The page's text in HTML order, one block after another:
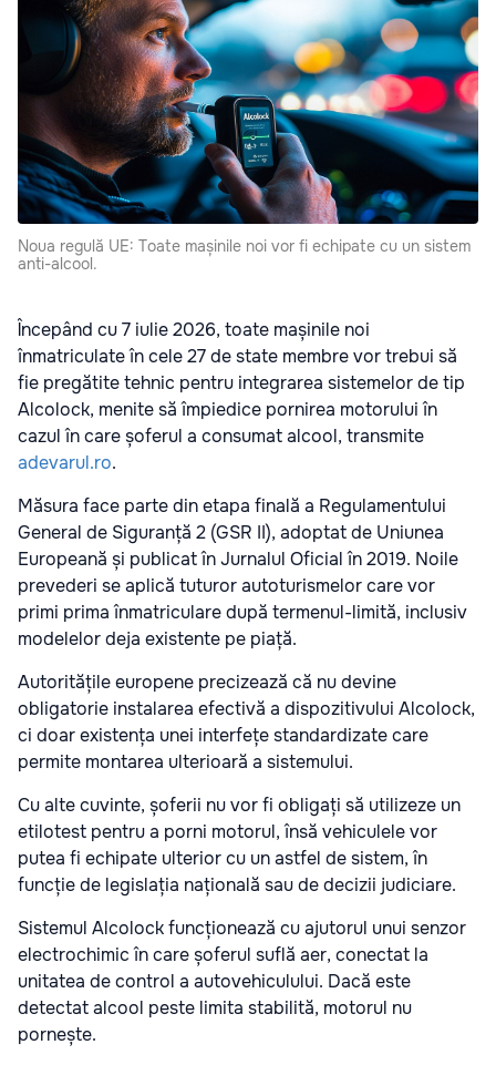
Noua regulă UE: Toate mașinile noi vor fi echipate cu un sistem
anti-alcool.
Începând cu 7 iulie 2026, toate mașinile noi
înmatriculate în cele 27 de state membre vor trebui să
fie pregătite tehnic pentru integrarea sistemelor de tip
Alcolock, menite să împiedice pornirea motorului în
cazul în care șoferul a consumat alcool, transmite
adevarul.ro.
Măsura face parte din etapa finală a Regulamentului
General de Siguranță 2 (GSR II), adoptat de Uniunea
Europeană și publicat în Jurnalul Oficial în 2019. Noile
prevederi se aplică tuturor autoturismelor care vor
primi prima înmatriculare după termenul-limită, inclusiv
modelelor deja existente pe piață.
Autoritățile europene precizează că nu devine
obligatorie instalarea efectivă a dispozitivului Alcolock,
ci doar existența unei interfețe standardizate care
permite montarea ulterioară a sistemului.
Cu alte cuvinte, șoferii nu vor fi obligați să utilizeze un
etilotest pentru a porni motorul, însă vehiculele vor
putea fi echipate ulterior cu un astfel de sistem, în
funcție de legislația națională sau de decizii judiciare.
Sistemul Alcolock funcționează cu ajutorul unui senzor
electrochimic în care șoferul suflă aer, conectat la
unitatea de control a autovehiculului. Dacă este
detectat alcool peste limita stabilită, motorul nu
pornește.